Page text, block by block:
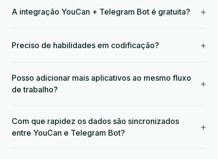
A integração YouCan + Telegram Bot é gratuita? +
Preciso de habilidades em codificação? +
Posso adicionar mais aplicativos ao mesmo fluxo
de trabalho?
+
Com que rapidez os dados são sincronizados
entre YouCan e Telegram Bot?
+